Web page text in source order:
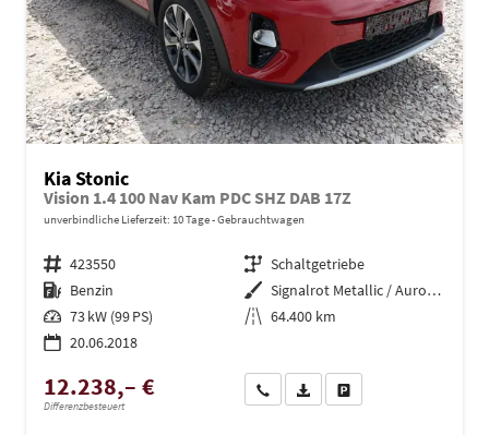
Kia Stonic
Vision 1.4 100 Nav Kam PDC SHZ DAB 17Z
unverbindliche Lieferzeit: 10 Tage Gebrauchtwagen
Fahrzeugnr. 423550 Getriebe Schaltgetriebe
Kraftstoff Benzin Außenfarbe
Signalrot Metallic / Auroraschwa
Leistung 73 kW (99 PS) Kilometerstand 64.400 km
20.06.2018
12.238,– €
Differenzbesteuert
Wir rufen Sie anPDF-Datei, Fahrzeugexposé